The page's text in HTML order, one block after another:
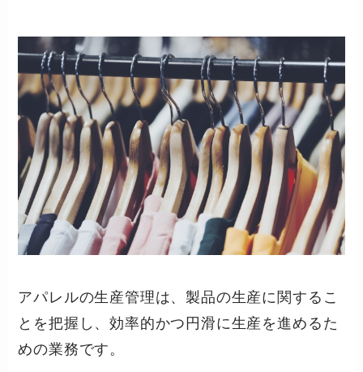
アパレルの生産管理は、製品の生産に関するこ
とを把握し、効率的かつ円滑に生産を進めるた
めの業務です。